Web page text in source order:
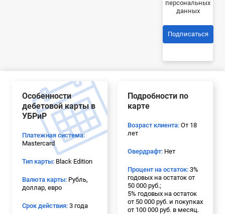
персональных
данных
Подписаться
Особенности
дебетовой карты в
УБРиР
Платежная система:
Mastercard
Тип карты: Black Edition
Валюта карты: Рубль,
доллар, евро
Срок действия: 3 года
Подробности по
карте
Возраст клиента: От 18
лет
Овердрафт: Нет
Процент на остаток: 3%
годовых на остаток от
50 000 руб.;
5% годовых на остаток
от 50 000 руб. и покупках
от 100 000 руб. в месяц.